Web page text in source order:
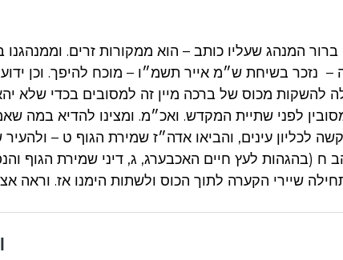
המנהג שעליו כותב – הוא ממקורות זרים. וממנהגנו
נזכר בשיחת ש״מ אייר תשמ״ו – מוכח להיפך. וכן
להשקות מכוס של ברכה מיין זה למסובים בכדי שלא
לפני שתיית המקדש. ואכ״מ. ומצינו להדיא במה
לכליון עינים, והביאו אדה״ז שמירת הגוף ט – ולהעיר
ח (בהגהות לעץ חיים האכבערג, ג, דיני שמירת הגוף
שיירי הקערה לתוך הכוס ולשתות הימנו אז. וראה